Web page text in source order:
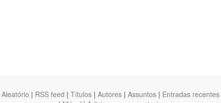
Aleatório | RSS feed | Títulos | Autores | Assuntos | Entradas recentes